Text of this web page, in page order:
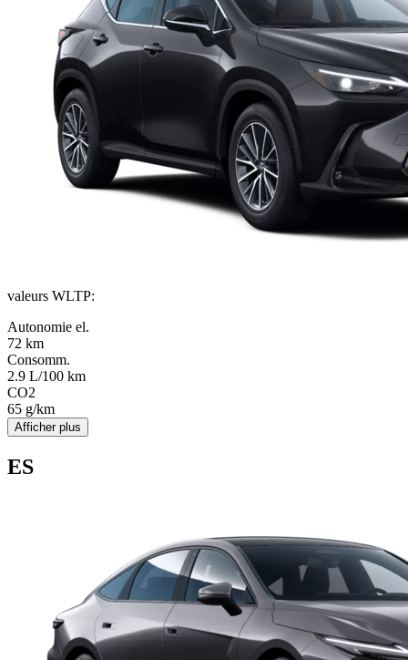
valeurs WLTP:
Autonomie el.
72 km
Consomm.
2.9 L/100 km
CO2
65 g/km
Afficher plus
ES